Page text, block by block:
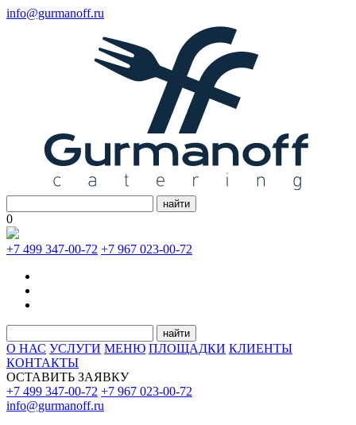
info@gurmanoff.ru
найти
0
+7 499 347-00-72 +7 967 023-00-72
найти
О НАС УСЛУГИ МЕНЮ ПЛОЩАДКИ КЛИЕНТЫ
КОНТАКТЫ
ОСТАВИТЬ ЗАЯВКУ
+7 499 347-00-72 +7 967 023-00-72
info@gurmanoff.ru